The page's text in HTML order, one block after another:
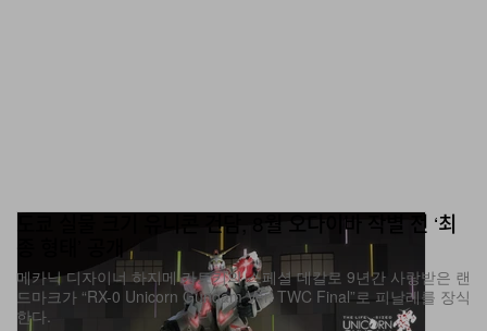
도쿄 실물 크기 유니콘 건담, 8월 오다이바 작별 전 ‘최
메카닉 디자이너 하지메 카토키의 스페셜 데칼로 9년간 사랑받은 랜
드마크가 “RX-0 Unicorn Gundam Ver. TWC Final”로 피날레를 장식
한다.